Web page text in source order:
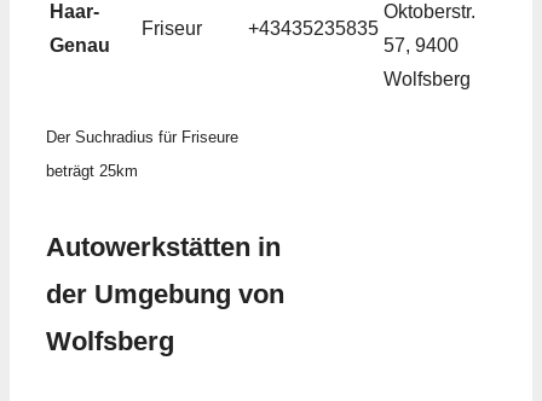
Haar-
Genau
Friseur +43435235835
Oktoberstr.
57, 9400
Wolfsberg
Der Suchradius für Friseure
beträgt 25km
Autowerkstätten in
der Umgebung von
Wolfsberg